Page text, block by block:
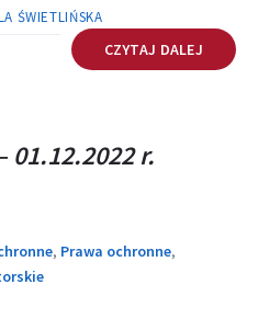
ŚWIETLIŃSKA
CZYTAJ DALEJ
01.12.2022 r.
, Prawa ochronne,